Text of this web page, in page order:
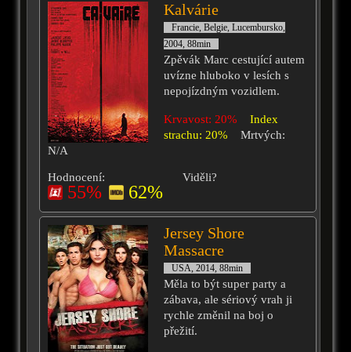
Kalvárie
Francie, Belgie, Lucembursko,
2004, 88min
Zpěvák Marc cestující autem
uvízne hluboko v lesích s
nepojízdným vozidlem.
Krvavost: 20%
Index
strachu: 20%
Mrtvých:
N/A
Hodnocení:
55% 62%
Viděli?
Jersey Shore
Massacre
USA, 2014, 88min
Měla to být super party a
zábava, ale sériový vrah ji
rychle změnil na boj o
přežití.